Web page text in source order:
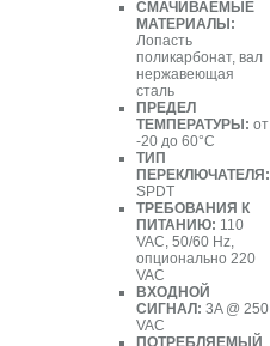
СМАЧИВАЕМЫЕ
МАТЕРИАЛЫ:
Лопасть
поликарбонат, вал
нержавеющая
сталь
ПРЕДЕЛ
ТЕМПЕРАТУРЫ: от
-20 до 60°C
ТИП
ПЕРЕКЛЮЧАТЕЛЯ:
SPDT
ТРЕБОВАНИЯ К
ПИТАНИЮ: 110
VAC, 50/60 Hz,
опционально 220
VAC
ВХОДНОЙ
СИГНАЛ: 3A @ 250
VAC
ПОТРЕБЛЯЕМЫЙ